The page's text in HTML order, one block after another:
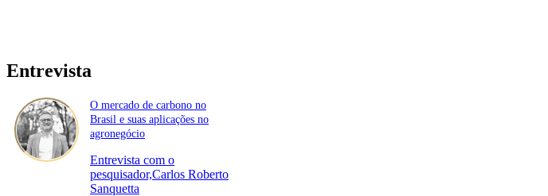
Entrevista
O mercado de carbono no
Brasil e suas aplicações no
agronegócio
Entrevista com o
pesquisador,Carlos Roberto
Sanquetta